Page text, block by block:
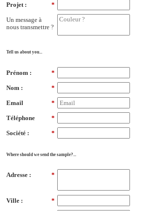
*
Projet :
Un message à
nous transmettre ?
Tell us about you...
*
Prénom :
*
Nom :
*
Email
*
Téléphone
*
Société :
Where should we send the sample?...
*
Adresse :
*
Ville :